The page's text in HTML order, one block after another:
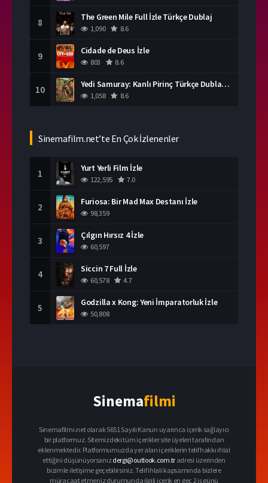
8 The Green Mile Full İzle Türkçe Dublaj
1,090 8.6
9 Cidade de Deus İzle
803 8.6
10 Yedi Samuray: Kanlı Pirinç Türkçe Dublaj İzle
1,058 8.6
Sinemafilm.net’te En Çok İzlenenler
1 Yurt Yerli Film İzle
122,595 7.0
2 Furiosa: Bir Mad Max Destanı İzle
98,359
3 Çılgın Hırsız 4 İzle
60,597
4 Siccin 7 Full İzle
60,578 4.7
5 Godzilla x Kong: Yeni İmparatorluk İzle
50,808
Sinemafilmi
Sinemafilmi.net olarak 5651 Sayılı Kanun uyarınca içerik sağlayıcı
bir platformuz. Sitemizdeki tüm içerikler site üyeleri tarafından
eklenmektedir. Platformumuzda yer alan içeriklerin telif hakkı ihlal
ettiğini düşünüyorsanızdergi@outlook.com.tr adresi üzerinden
bizimle iletişime geçebilirsiniz. Telif ihlali kapsamında bizlere
müracaat etmeniz durumunda ilgili içerik en geç 2 iş günü